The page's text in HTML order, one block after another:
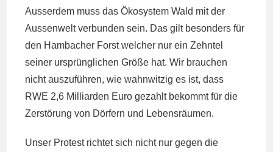
Ausserdem muss das Ökosystem Wald mit der
Aussenwelt verbunden sein. Das gilt besonders für
den Hambacher Forst welcher nur ein Zehntel
seiner ursprünglichen Größe hat. Wir brauchen
nicht auszuführen, wie wahnwitzig es ist, dass
RWE 2,6 Milliarden Euro gezahlt bekommt für die
Zerstörung von Dörfern und Lebensräumen.
Unser Protest richtet sich nicht nur gegen die